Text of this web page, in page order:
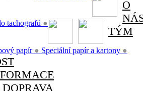
tachografů ●
papír ● Speciální papír a kartony ●
O
TÝM